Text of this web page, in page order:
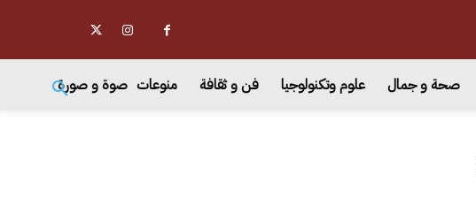
صحة و جمال علوم وتكنولوجيا فن و ثقافة منوعات صوة و صورة